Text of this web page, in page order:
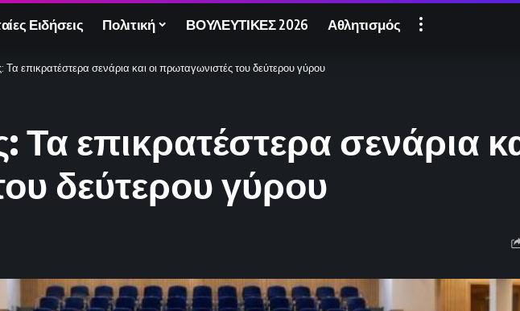
Ειδήσεις Πολιτική ΒΟΥΛΕΥΤΙΚΕΣ 2026 Αθλητισμός
Τα επικρατέστερα σενάρια και οι πρωταγωνιστές του δεύτερου γύρου
επικρατέστερα σενάρια
δεύτερου γύρου